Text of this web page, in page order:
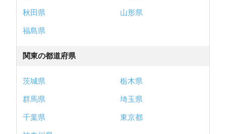
秋田県
山形県
福島県
関東の都道府県
茨城県
栃木県
群馬県
埼玉県
千葉県
東京都